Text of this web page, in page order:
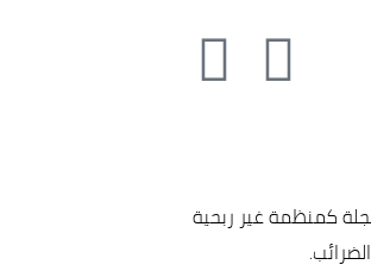
كمنظمة غير ربحية